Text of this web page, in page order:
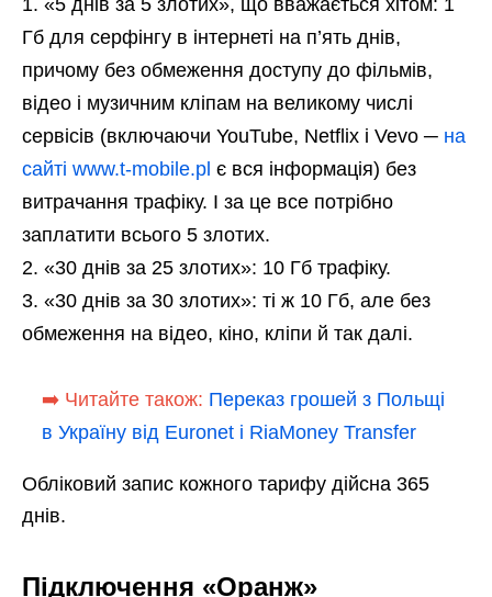
«5 днів за 5 злотих», що вважається хітом: 1
Гб для серфінгу в інтернеті на п’ять днів,
причому без обмеження доступу до фільмів,
відео і музичним кліпам на великому числі
сервісів (включаючи YouTube, Netflix і Vevo ─ на
сайті www.t-mobile.pl є вся інформація) без
витрачання трафіку. І за це все потрібно
заплатити всього 5 злотих.
«30 днів за 25 злотих»: 10 Гб трафіку.
«30 днів за 30 злотих»: ті ж 10 Гб, але без
обмеження на відео, кіно, кліпи й так далі.
➡️ Читайте також: Переказ грошей з Польщі
в Україну від Euronet і RiaMoney Transfer
Обліковий запис кожного тарифу дійсна 365
днів.
Підключення «Оранж»